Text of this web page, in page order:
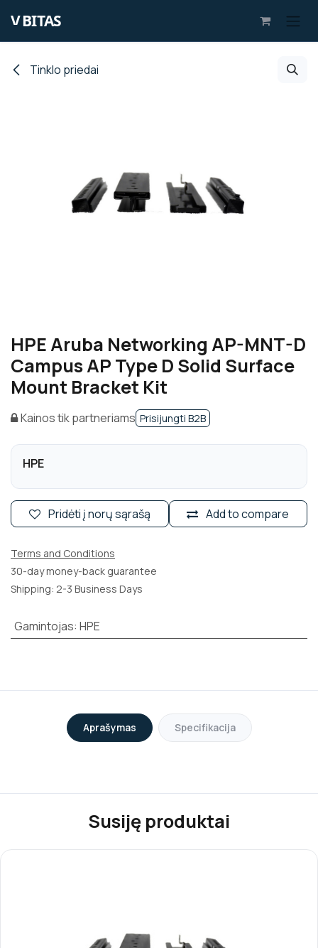
Tinklo priedai
HPE Aruba Networking AP-MNT-D
Campus AP Type D Solid Surface
Mount Bracket Kit
Kainos tik partneriams Prisijungti B2B
HPE
Add to compare
Pridėti į norų sąrašą
Terms and Conditions
30-day money-back guarantee
Shipping: 2-3 Business Days
Gamintojas: HPE
Aprašymas Specifikacija
Susiję produktai